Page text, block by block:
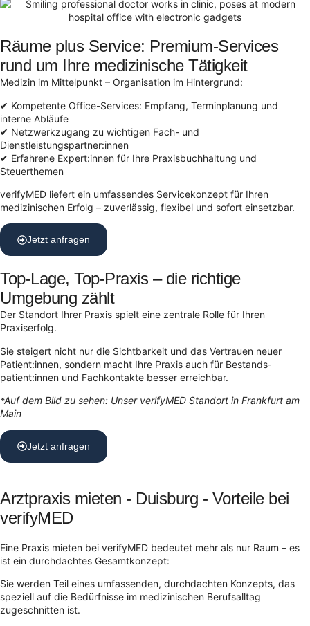
Räume plus Service: Premium-Services
rund um Ihre medizinische Tätigkeit
Medizin im Mittelpunkt – Organisation im Hintergrund:
✔ Kompetente Office-Services: Empfang, Terminplanung und
interne Abläufe
✔ Netzwerkzugang zu wichtigen Fach- und
Dienstleistungspartner:innen
✔ Erfahrene Expert:innen für Ihre Praxisbuchhaltung und
Steuerthemen
verifyMED liefert ein umfassendes Servicekonzept für Ihren
medizinischen Erfolg – zuverlässig, flexibel und sofort einsetzbar.
Jetzt anfragen
Top-Lage, Top-Praxis – die richtige
Umgebung zählt
Der Standort Ihrer Praxis spielt eine zentrale Rolle für Ihren
Praxiserfolg.
Sie steigert nicht nur die Sichtbarkeit und das Vertrauen neuer
Patient:innen, sondern macht Ihre Praxis auch für Bestands­
patient:innen und Fachkontakte besser erreichbar.
*Auf dem Bild zu sehen: Unser verifyMED Standort in Frankfurt am
Main
Jetzt anfragen
Arztpraxis mieten - Duisburg - Vorteile bei
verifyMED
Eine Praxis mieten bei verifyMED bedeutet mehr als nur Raum – es
ist ein durchdachtes Gesamtkonzept:
Sie werden Teil eines umfassenden, durchdachten Konzepts, das
speziell auf die Bedürfnisse im medizinischen Berufsalltag
zugeschnitten ist.